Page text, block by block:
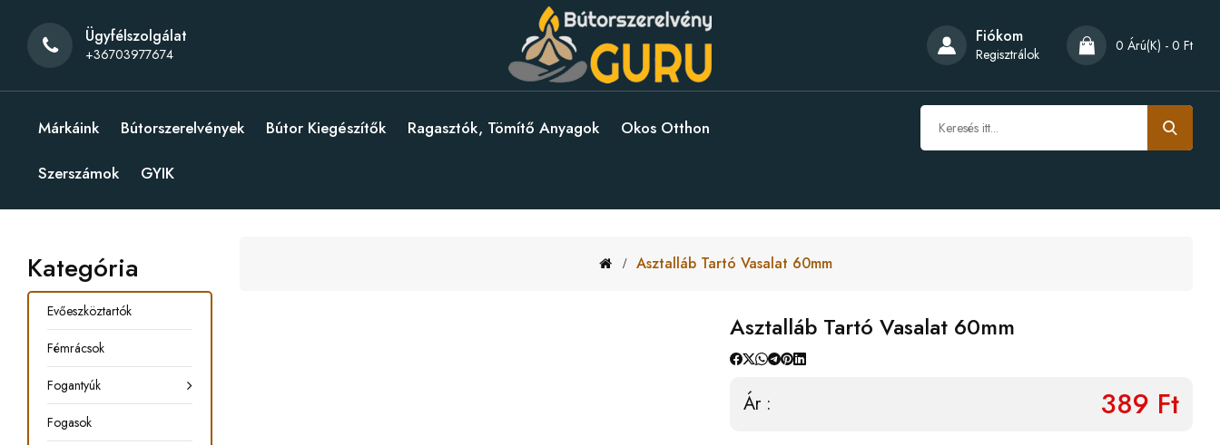
Ügyfélszolgálat
+36703977674
Fiókom
Regisztrálok 0 Árú(k) - 0 Ft
Márkáink Bútorszerelvények Bútor Kiegészítők Ragasztók, Tömítő Anyagok Okos Otthon
Szerszámok GYIK
Kategória
Evőeszköztartók
Fémrácsok
Fogantyúk
Fogasok
Asztalláb Tartó Vasalat 60mm
Asztalláb Tartó Vasalat 60mm
Ár : 389 Ft